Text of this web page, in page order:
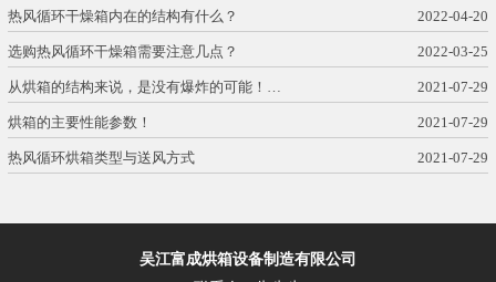
热风循环干燥箱内在的结构有什么？ 2022-04-20
选购热风循环干燥箱需要注意几点？ 2022-03-25
从烘箱的结构来说，是没有爆炸的可能！… 2021-07-29
烘箱的主要性能参数！ 2021-07-29
热风循环烘箱类型与送风方式 2021-07-29
吴江富成烘箱设备制造有限公司